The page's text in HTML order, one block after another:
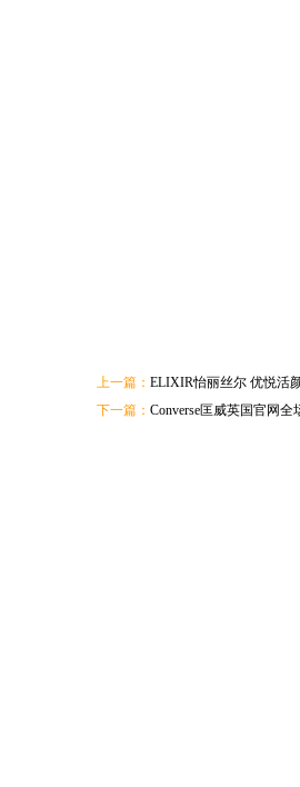
上一篇： ELIXIR怡丽丝尔 优悦活
下一篇： Converse匡威英国官网